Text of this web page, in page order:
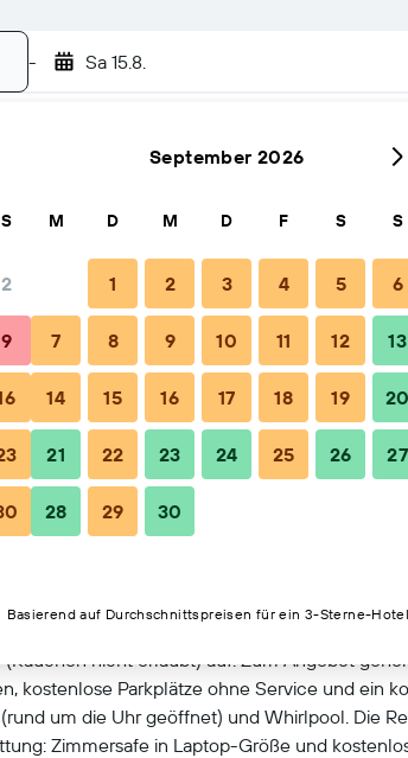
- Sa 15.8.
Unterkünfte in der Nähe
nicht erlaubt) auf. Zum Angebot
kostenlose Parkplätze ohne Service und ein
um die Uhr geöffnet) und Whirlpool. Die
Zimmersafe in Laptop-Größe und
S
2
9
September 2026
M D M D F S S
1 2 3 4 5 6
7 8 9 10 11 12 13
14 15 16 17 18 19 20
21 22 23 24 25 26 27
28 29 30
Basierend auf Durchschnittspreisen für ein 3-Sterne-